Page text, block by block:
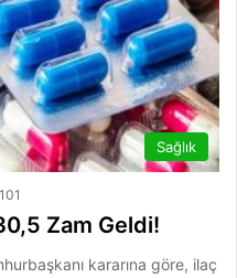
Sağlık
101
Zam Geldi!
kararına göre, ilaç